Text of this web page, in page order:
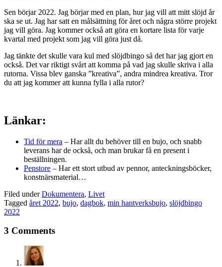
Sen börjar 2022. Jag börjar med en plan, hur jag vill att mitt slöjd år
ska se ut. Jag har satt en målsättning för året och några större projekt
jag vill göra. Jag kommer också att göra en kortare lista för varje
kvartal med projekt som jag vill göra just då.
Jag tänkte det skulle vara kul med slöjdbingo så det har jag gjort en
också. Det var riktigt svårt att komma på vad jag skulle skriva i alla
rutorna. Vissa blev ganska ”kreativa”, andra mindrea kreativa. Tror
du att jag kommer att kunna fylla i alla rutor?
Länkar:
Tid för mera – Har allt du behöver till en bujo, och snabb
leverans har de också, och man brukar få en present i
beställningen.
Penstore – Har ett stort utbud av pennor, anteckningsböcker,
konstnärsmaterial…
Filed underDokumentera, Livet
Tagged året 2022, bujo, dagbok, min hantverksbujo, slöjdbingo
2022
3 Comments